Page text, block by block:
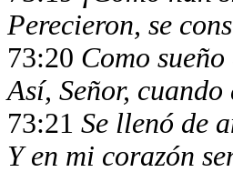
Perecieron, se
73:20 Como
Así, Señor,
73:21 Se llenó de
Y en mi corazón